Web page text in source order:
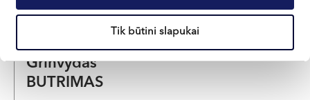
Tik būtini slapukai
Grinvydas
BUTRIMAS